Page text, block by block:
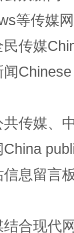
山、麦地、白藏房
等传媒
传媒
传媒、
China
息留言
合现代